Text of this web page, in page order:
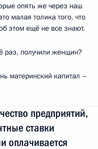
опять же через наш
малая толика того, что
этом ещё не все знают.
раз, получили женщин?
материнский капитал –
предприятий,
ставки
оплачивается